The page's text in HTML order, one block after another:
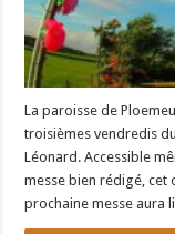
La paroisse de
troisièmes vendredis
Léonard. Accessible
messe bien rédigé, cet
prochaine messe aura